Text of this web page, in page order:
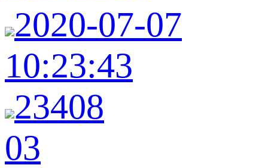
2020-07-07
10:23:43
23408
03